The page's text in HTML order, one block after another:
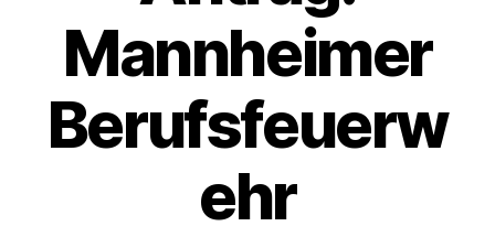
Mannheimer
Berufsfeuerw
ehr